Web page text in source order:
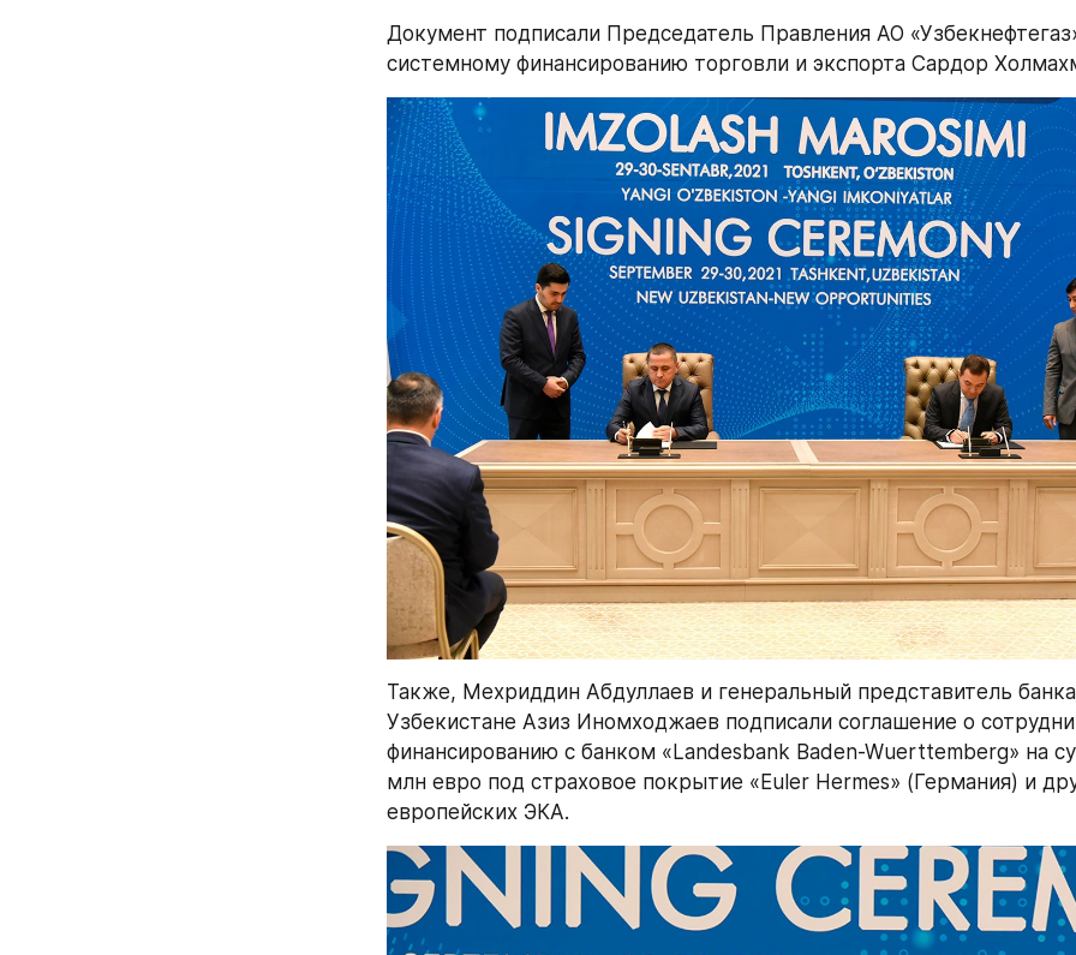
Документ подписали Председатель Правления АО
системному финансированию торговли и экспорта Сардор
Также, Мехриддин Абдуллаев и генеральный представитель
Узбекистане Азиз Иномходжаев подписали соглашение о
финансированию с банком «Landesbank Baden-Wuerttemberg» на
млн евро под страховое покрытие «Euler Hermes» (Германия) и
европейских ЭКА.